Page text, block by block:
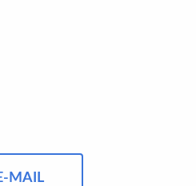
MAIL